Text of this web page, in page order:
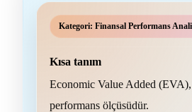
Kategori: Finansal Performans
Kısa tanım
Economic Value Added (EVA),
performans ölçüsüdür.